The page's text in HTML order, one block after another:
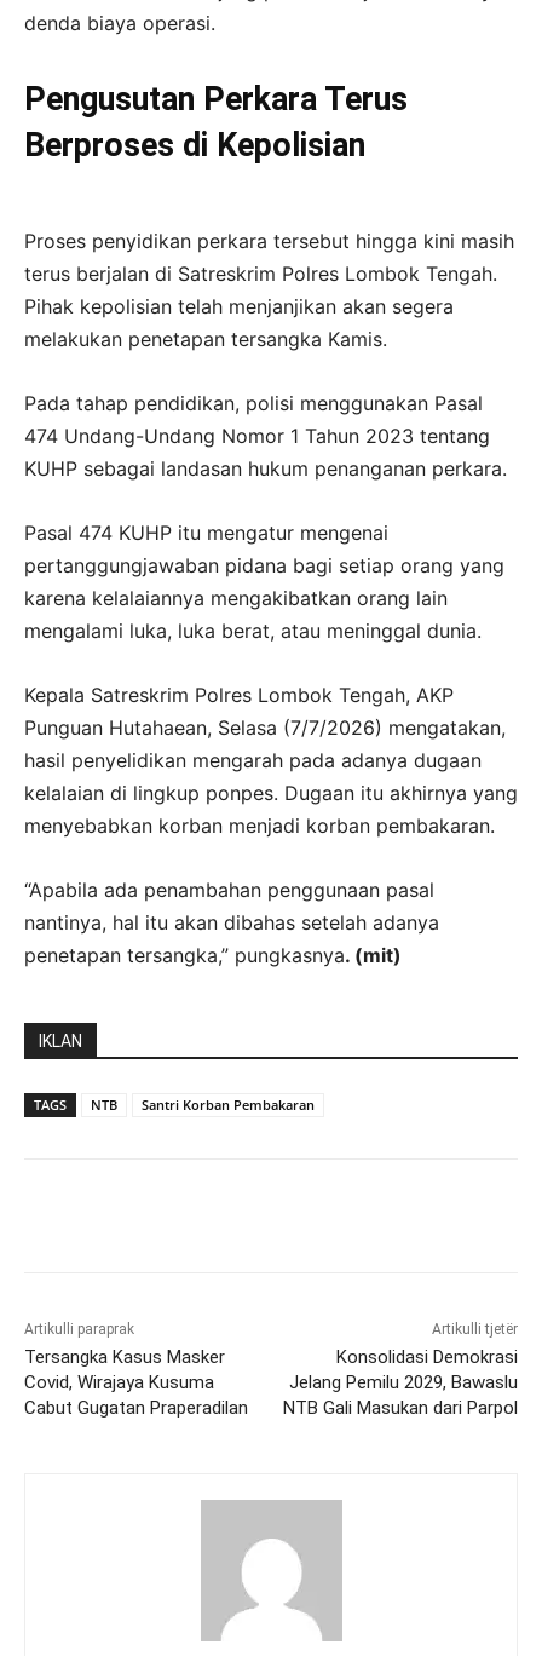
denda biaya operasi.
Pengusutan Perkara Terus
Berproses di Kepolisian
Proses penyidikan perkara tersebut hingga kini masih
terus berjalan di Satreskrim Polres Lombok Tengah.
Pihak kepolisian telah menjanjikan akan segera
melakukan penetapan tersangka Kamis.
Pada tahap pendidikan, polisi menggunakan Pasal
474 Undang-Undang Nomor 1 Tahun 2023 tentang
KUHP sebagai landasan hukum penanganan perkara.
Pasal 474 KUHP itu mengatur mengenai
pertanggungjawaban pidana bagi setiap orang yang
karena kelalaiannya mengakibatkan orang lain
mengalami luka, luka berat, atau meninggal dunia.
Kepala Satreskrim Polres Lombok Tengah, AKP
Punguan Hutahaean, Selasa (7/7/2026) mengatakan,
hasil penyelidikan mengarah pada adanya dugaan
kelalaian di lingkup ponpes. Dugaan itu akhirnya yang
menyebabkan korban menjadi korban pembakaran.
“Apabila ada penambahan penggunaan pasal
nantinya, hal itu akan dibahas setelah adanya
penetapan tersangka,” pungkasnya. (mit)
IKLAN
TAGS NTB Santri Korban Pembakaran
Artikulli paraprak
Tersangka Kasus Masker
Covid, Wirajaya Kusuma
Cabut Gugatan Praperadilan
Artikulli tjetër
Konsolidasi Demokrasi
Jelang Pemilu 2029, Bawaslu
NTB Gali Masukan dari Parpol